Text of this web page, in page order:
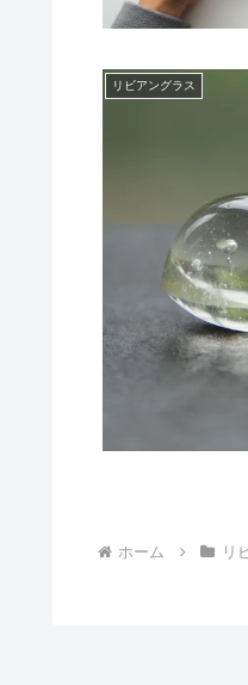
リビアングラス
ホーム リ